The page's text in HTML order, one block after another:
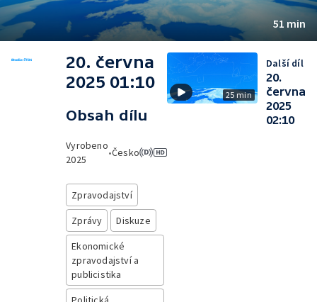
51 min
20. června
2025 01:10
Obsah dílu
Vyrobeno
2025
•Česko
Zpravodajství
Zprávy
Diskuze
Ekonomické
zpravodajství a
publicistika
25 min
Další díl
20.
června
2025
02:10